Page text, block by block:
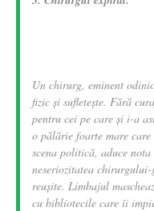
Un chirurg, eminent
fizic și sufletește. Fără
pentru cei pe care și i-a
o pălărie foarte mare
scena politică, aduce
neseriozitatea
reușite. Limbajul
cu bibliotecile care îi